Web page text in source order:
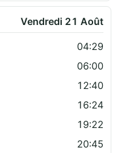
Vendredi 21 Août
04:29
06:00
12:40
16:24
19:22
20:45